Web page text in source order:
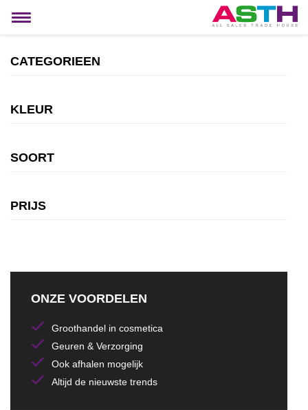
Toggle
CATEGORIEEN
KLEUR
SOORT
PRIJS
ONZE VOORDELEN
Groothandel in cosmetica
Geuren & Verzorging
Ook afhalen mogelijk
Altijd de nieuwste trends